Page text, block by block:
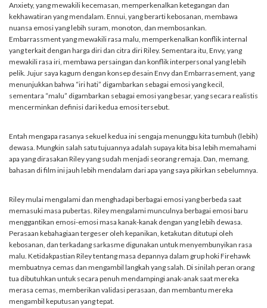
Anxiety, yang mewakili kecemasan, memperkenalkan ketegangan dan
kekhawatiran yang mendalam. Ennui, yang berarti kebosanan, membawa
nuansa emosi yang lebih suram, monoton, dan membosankan.
Embarrassment yang mewakili rasa malu, memperkenalkan konflik internal
yang terkait dengan harga diri dan citra diri Riley. Sementara itu, Envy, yang
mewakili rasa iri, membawa persaingan dan konflik interpersonal yang lebih
pelik. Jujur saya kagum dengan konsep desain Envy dan Embarrasement, yang
menunjukkan bahwa “iri hati” digambarkan sebagai emosi yang kecil,
sementara “malu” digambarkan sebagai emosi yang besar, yang secara realistis
mencerminkan definisi dari kedua emosi tersebut.
Entah mengapa rasanya sekuel kedua ini sengaja menunggu kita tumbuh (lebih)
dewasa. Mungkin salah satu tujuannya adalah supaya kita bisa lebih memahami
apa yang dirasakan Riley yang sudah menjadi seorang remaja. Dan, memang,
bahasan di film ini jauh lebih mendalam dari apa yang saya pikirkan sebelumnya.
Riley mulai mengalami dan menghadapi berbagai emosi yang berbeda saat
memasuki masa pubertas. Riley mengalami munculnya berbagai emosi baru
menggantikan emosi-emosi masa kanak-kanak dengan yang lebih dewasa.
Perasaan kebahagiaan tergeser oleh kepanikan, ketakutan ditutupi oleh
kebosanan, dan terkadang sarkasme digunakan untuk menyembunyikan rasa
malu. Ketidakpastian Riley tentang masa depannya dalam grup hoki Firehawk
membuatnya cemas dan mengambil langkah yang salah. Di sinilah peran orang
tua dibutuhkan untuk secara penuh mendampingi anak-anak saat mereka
merasa cemas, memberikan validasi perasaan, dan membantu mereka
mengambil keputusan yang tepat.